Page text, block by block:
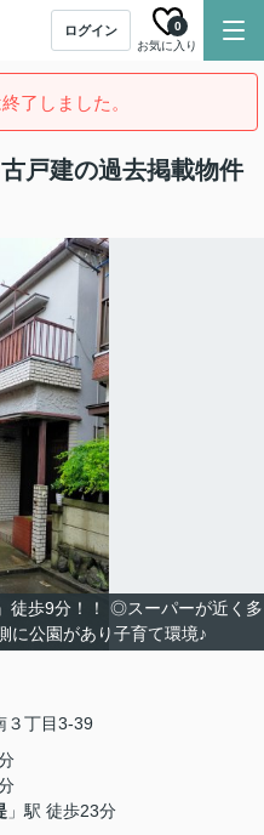
ログイン
お気に入り
0
了しました。
戸建の過去掲載物件
徒歩9分！！ ◎スーパーが近く多
に公園があり子育て環境♪
３丁目3-39
」駅 徒歩23分